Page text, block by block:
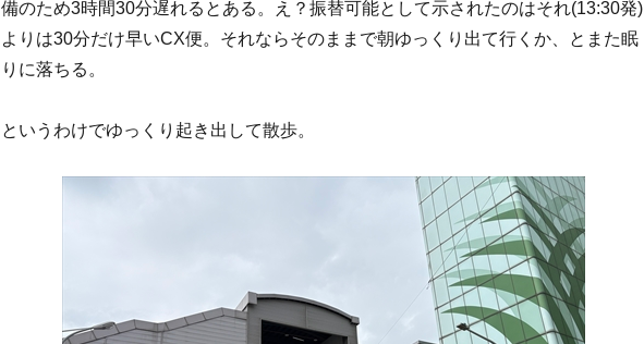
備のため3時間30分遅れるとある。え？振替可能として示されたのはそれ(13:30発)
よりは30分だけ早いCX便。それならそのままで朝ゆっくり出て行くか、とまた眠
りに落ちる。
というわけでゆっくり起き出して散歩。